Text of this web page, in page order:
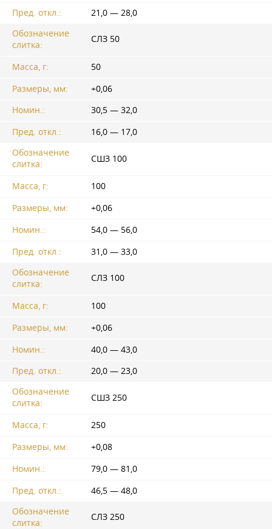
Пред. откл.:
21,0 — 28,0
Обозначение
слитка:
СЛЗ 50
Масса, г:
50
Размеры, мм:
+0,06
Номин.:
30,5 — 32,0
Пред. откл.:
16,0 — 17,0
Обозначение
слитка:
СШЗ 100
Масса, г:
100
Размеры, мм:
+0,06
Номин.:
54,0 — 56,0
Пред. откл.:
31,0 — 33,0
Обозначение
слитка:
СЛЗ 100
Масса, г:
100
Размеры, мм:
+0,06
Номин.:
40,0 — 43,0
Пред. откл.:
20,0 — 23,0
Обозначение
слитка:
СШЗ 250
Масса, г:
250
Размеры, мм:
+0,08
Номин.:
79,0 — 81,0
Пред. откл.:
46,5 — 48,0
Обозначение
слитка:
СЛЗ 250